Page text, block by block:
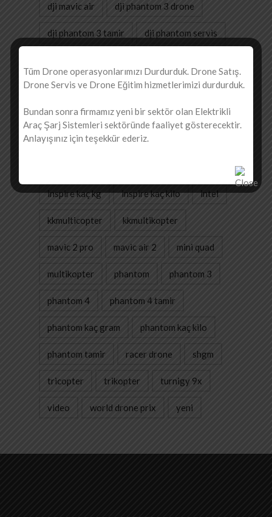
dji mavic air dji phantom 3 drone
dji phantom 3 tamir dji phantom servis
drone avcısı kartal drone doktoru
drone kayıt drone servis
drone tamir gimbal
inspire kaç kg inspire kaç kilo intel
kkmulticopter kkmultikopter
mavic 2 pro mavic air 2 mini quad
multikopter phantom phantom 3
phantom 4 phantom 4 tamir
phantom kaç gram phantom kaç kilo
phantom tamir racer drone shgm
tricopter trikopter turnigy 9x
video world drone prix yeni
Tüm Drone operasyonlarımızı Durdurduk. Drone Satış.
Drone Servis ve Drone Eğitim hizmetlerimizi durdurduk.
Bundan sonra firmamız yeni bir sektör olan Elektrikli
Araç Şarj Sistemleri sektöründe faaliyet gösterecektir.
Anlayışınız için teşekkür ederiz.